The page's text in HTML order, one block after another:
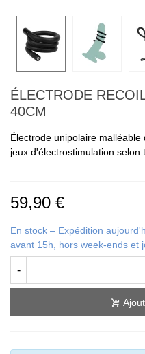
ÉLECTRODE
40CM
Électrode unipolaire
jeux d'électrostimulation selon
59,90 €
En stock – Expédition
avant 15h, hors week-ends et
-